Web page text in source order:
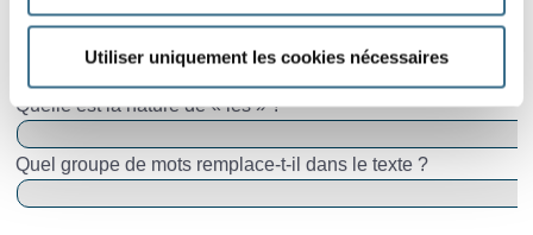
Utiliser uniquement les cookies nécessaires
Quelle est la nature de « les » ?
Quel groupe de mots remplace-t-il dans le texte ?